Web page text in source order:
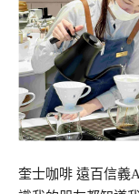
奎士咖啡 遠百信義